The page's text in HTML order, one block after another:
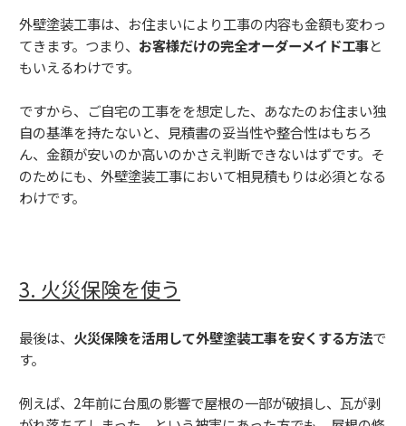
外壁塗装工事は、お住まいにより工事の内容も金額も変わっ
てきます。つまり、 お客様だけの完全オーダーメイド工事と
もいえるわけです。
ですから、ご自宅の工事をを想定した、あなたのお住まい独
自の基準を持たないと、見積書の妥当性や整合性はもちろ
ん、金額が安いのか高いのかさえ判断できないはずです。そ
のためにも、外壁塗装工事において相見積もりは必須となる
わけです。
3. 火災保険を使う
最後は、 火災保険を活用して外壁塗装工事を安くする方法で
す。
例えば、2年前に台風の影響で屋根の一部が破損し、瓦が剥